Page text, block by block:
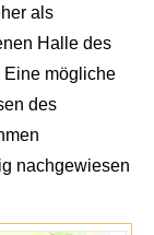
als
Halle des
Eine mögliche
des
nachgewiesen